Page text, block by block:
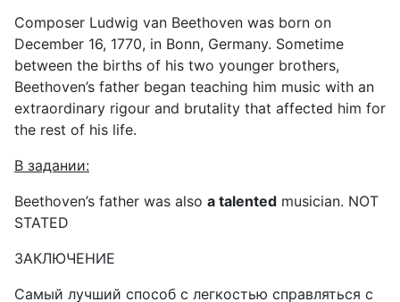
Composer Ludwig van Beethoven was born on
December 16, 1770, in Bonn, Germany. Sometime
between the births of his two younger brothers,
Beethoven’s father began teaching him music with an
extraordinary rigour and brutality that affected him for
the rest of his life.
В задании:
Beethoven’s father was also a talented musician. NOT
STATED
ЗАКЛЮЧЕНИЕ
Самый лучший способ с легкостью справляться с